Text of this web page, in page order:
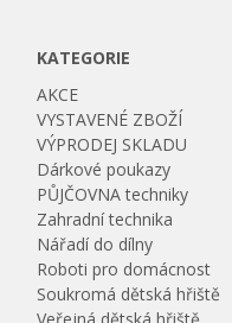
KATEGORIE
AKCE
VYSTAVENÉ ZBOŽÍ
VÝPRODEJ SKLADU
Dárkové poukazy
PŮJČOVNA techniky
Zahradní technika
Nářadí do dílny
Roboti pro domácnost
Soukromá dětská hřiště